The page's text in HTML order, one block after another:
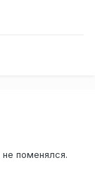
поменялся.